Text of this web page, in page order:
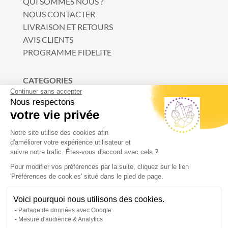
NOUS CONTACTER
LIVRAISON ET RETOURS
AVIS CLIENTS
PROGRAMME FIDELITE
CATEGORIES
Bracelets
Minéraux
Bijoux
Accessoires
INFORMATIONS
Conditions générales de ventes
Mentions légales
Continuer sans accepter
Nous respectons
votre vie privée
Notre site utilise des cookies afin
d'améliorer votre expérience utilisateur et
suivre notre trafic. Êtes-vous d'accord avec cela ?
Pour modifier vos préférences par la suite, cliquez sur le lien
'Préférences de cookies' situé dans le pied de page.
Voici pourquoi nous utilisons des cookies.
Partage de données avec Google
Mesure d'audience & Analytics